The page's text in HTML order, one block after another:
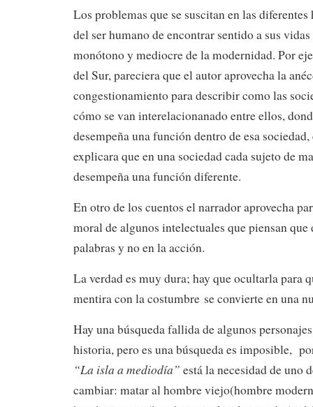
Los problemas que se suscitan en las
del ser humano de encontrar sentido a sus
monótono y mediocre de la modernidad. Por
del Sur, pareciera que el autor aprovecha la
congestionamiento para describir como las
cómo se van interelacionanado entre ellos,
desempeña una función dentro de esa
explicara que en una sociedad cada sujeto de
desempeña una función diferente.
En otro de los cuentos el narrador aprovecha
moral de algunos intelectuales que piensan que
palabras y no en la acción.
La verdad es muy dura; hay que ocultarla para
mentira con la costumbre se convierte en una
Hay una búsqueda fallida de algunos
historia, pero es una búsqueda es imposible,
“La isla a mediodía” está la necesidad de uno
cambiar: matar al hombre viejo(hombre